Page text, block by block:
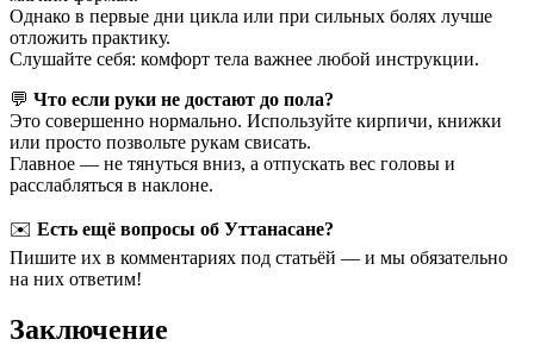
Однако в первые дни цикла или при сильных болях лучше
отложить практику.
Слушайте себя: комфорт тела важнее любой инструкции.
💬 Что если руки не достают до пола?
Это совершенно нормально. Используйте кирпичи, книжки
или просто позвольте рукам свисать.
Главное — не тянуться вниз, а отпускать вес головы и
расслабляться в наклоне.
✉️ Есть ещё вопросы об Уттанасане?
Пишите их в комментариях под статьёй — и мы обязательно
на них ответим!
Заключение